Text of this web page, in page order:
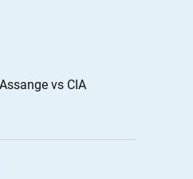
Assange vs CIA